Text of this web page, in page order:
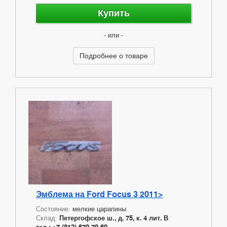
Купить
- или -
Подробнее о товаре
Эмблема на Ford Focus 3 2011>
Состояние: мелкие царапины
Склад: Петергофское ш., д. 75, к. 4 лит. В